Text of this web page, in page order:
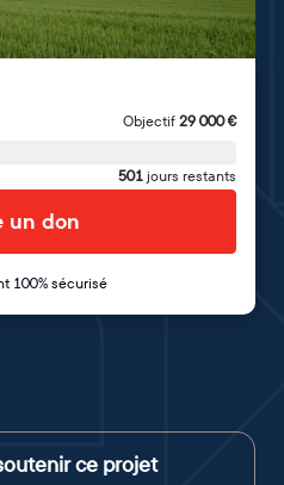
Objectif 29 000€
501 jours restants
un don
100% sécurisé
ce projet